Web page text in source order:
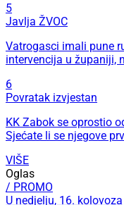
5
Javlja ŽVOC
Vatrogasci imali pune
intervencija u županiji,
6
Povratak izvjestan
KK Zabok se oprostio
Sjećate li se njegove
VIŠE
Oglas
/ PROMO
U nedjelju, 16. kolovoza